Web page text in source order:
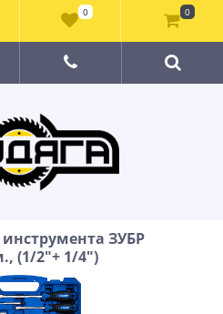
ЗУБР
(1/2″+ 1/4″)
0 0